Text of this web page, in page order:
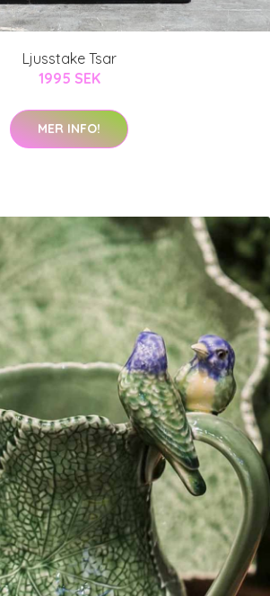
Ljusstake Tsar
1995 SEK
MER INFO!